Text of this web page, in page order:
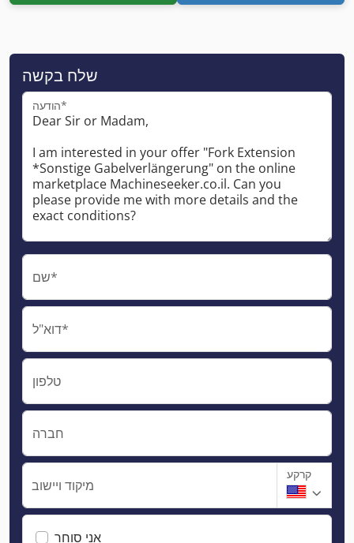
שלח בקשה
הודעה*
שם*
דוא"ל*
טלפון
חברה
מיקוד ויישוב
קרקע
אני סוחר